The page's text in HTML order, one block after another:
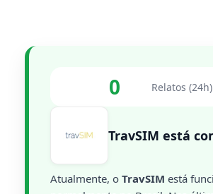
0 Relatos (24h)
TravSIM está
Atualmente, o TravSIM está